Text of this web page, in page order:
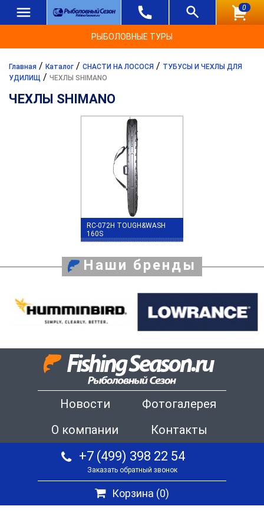
0
РЫБОЛОВНЫЕ ТУРЫ
Главная / Каталог / СНАСТИ НА ЛОСОСЯ / ТУБУСЫ И ЧЕХЛЫ ДЛЯ
УДИЛИЩ / ЧЕХЛЫ SHIMANO
ЧЕХЛЫ SHIMANO
RC-072H TOUGH&WASH
160S
Наши бренды
Новости
Фотогалерея
О компании
Контакты
+7 (499) 398 22 54
Заказать обратный звонок
Корзина (0)